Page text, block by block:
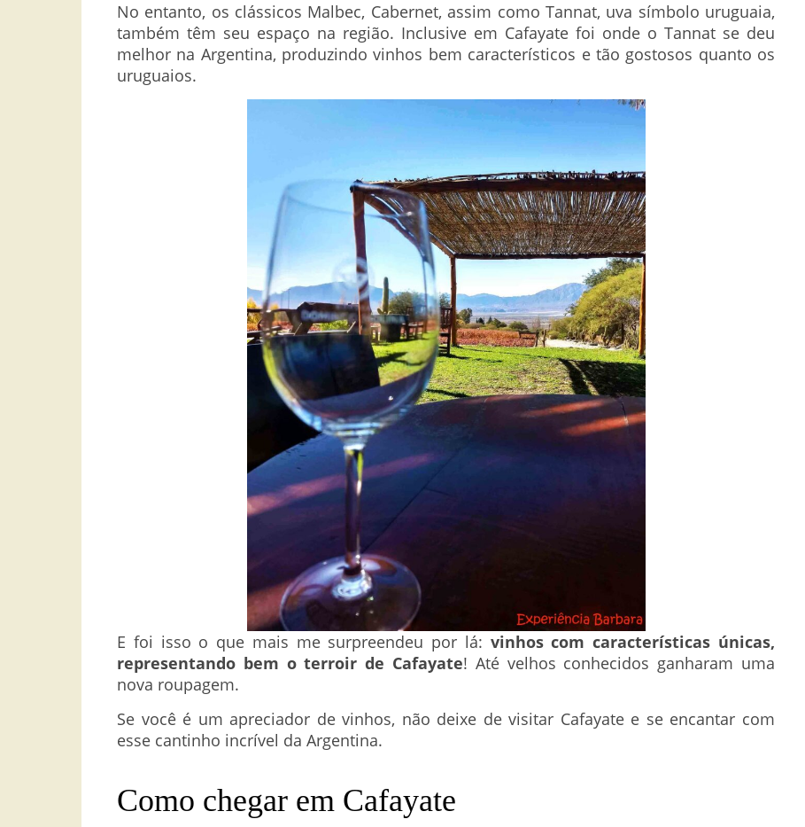
No entanto, os clássicos Malbec, Cabernet, assim como Tannat, uva símbolo uruguaia,
também têm seu espaço na região. Inclusive em Cafayate foi onde o Tannat se deu
melhor na Argentina, produzindo vinhos bem característicos e tão gostosos quanto os
uruguaios.
E foi isso o que mais me surpreendeu por lá: vinhos com características únicas,
representando bem o terroir de Cafayate! Até velhos conhecidos ganharam uma
nova roupagem.
Se você é um apreciador de vinhos, não deixe de visitar Cafayate e se encantar com
esse cantinho incrível da Argentina.
Como chegar em Cafayate